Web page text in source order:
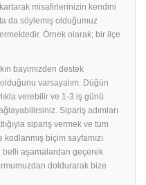
misafirlerinizin kendini
da söylemiş olduğumuz
Örnek olarak; bir ilçe
bayimizden destek
varsayalım. Düğün
verebilir ve 1-3 iş günü
Sipariş adımları
sipariş vermek ve tüm
kodlanmış biçim sayfamızı
aşamalardan geçerek
doldurarak bize